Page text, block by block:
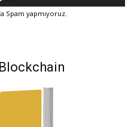
Spam yapmıyoruz.